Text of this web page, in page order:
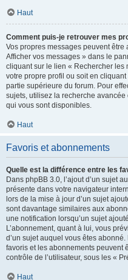
Haut
Comment puis-je retrouver mes
Vos propres messages peuvent
Afficher vos messages » dans le
cliquant sur le lien « Rechercher les
votre propre profil ou soit en
partie supérieure du forum. Pour
sujets, utilisez la recherche
qui vous sont disponibles.
Haut
Favoris et abonnements
Quelle est la différence entre les
Dans phpBB 3.0, l’ajout d’un sujet
présente dans votre navigateur
lors de la mise à jour d’un sujet
sont davantage similaires aux
une notification lorsqu’un sujet
L’abonnement, quant à lui, vous
d’un sujet auquel vous êtes
favoris et les abonnements peuvent
contrôle de l’utilisateur, sous les «
Haut